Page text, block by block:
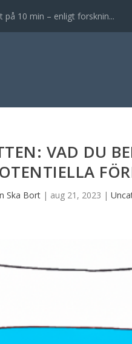
på 10 min – enligt forsknin...
VAD DU
Ska Bort | aug 21, 2023 |